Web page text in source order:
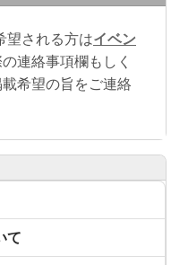
望される方はイベン
連絡事項欄もしく
希望の旨をご連絡
て